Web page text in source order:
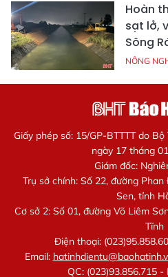
Hoàn
sạt lở,
Sông
NÔNG
Giấy phép số: 15/GP-BTTTT do
ngày 17 tháng
Giám đốc:
Trụ sở chính: Số 22, đường
Sen, tỉnh
Cơ sở 2: Số 01, đường Võ Liêm
Tĩnh
Điện thoại:
Email:
QC: (023)93.856.715 -